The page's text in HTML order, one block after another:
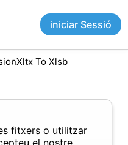
iniciar Sessió
Xltx To Xlsb
fitxers o utilitzar
el nostre